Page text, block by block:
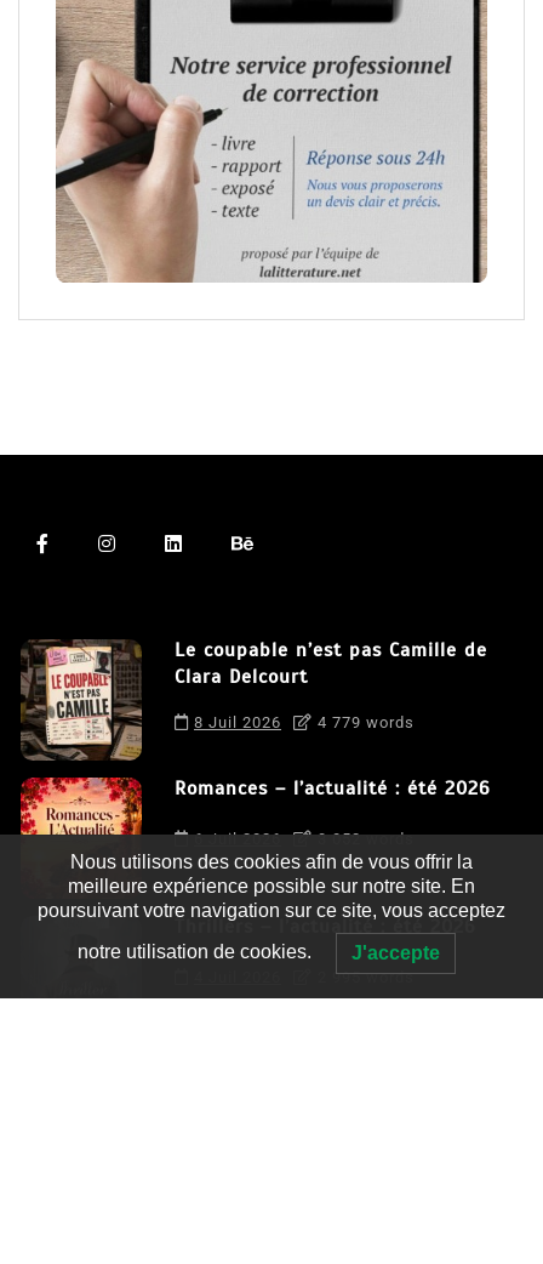
Le coupable n’est pas Camille de
Clara Delcourt
8 Juil 2026 4 779 words
Romances – l’actualité : été 2026
6 Juil 2026 3 052 words
Thrillers – l’actualité : été 2026
2 995 words
Nous utilisons des cookies afin de vous offrir la
meilleure expérience possible sur notre site. En
poursuivant votre navigation sur ce site, vous acceptez
notre utilisation de cookies. J'accepte